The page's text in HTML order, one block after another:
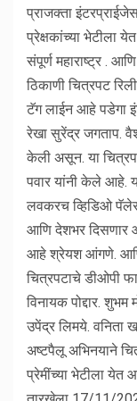
प्राजक्ता
प्रेक्षकांच्या भेटीला
संपूर्ण महाराष्ट्र .
ठिकाणी चित्रपट
टॅग लाईन आहे पडेगा
रेखा सुरेंद्र जगताप.
केली असून. या
पवार यांनी केले आहे.
लवकरच व्हिडिओ पॅलेस
आणि देशभर दिसणार
आहे श्रेयश आंगणे. आणि
चित्रपटाचे डीओपी
विनायक पोद्दार.
उपेंद्र लिमये. वनिता
अष्टपैलू अभिनयाने
प्रेमींच्या भेटीला येत